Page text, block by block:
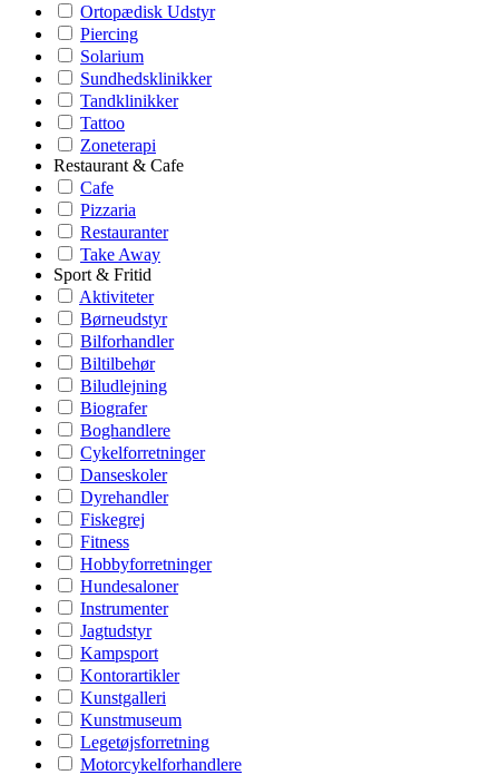
Ortopædisk Udstyr
Piercing
Solarium
Sundhedsklinikker
Tandklinikker
Tattoo
Zoneterapi
Restaurant & Cafe
Cafe
Pizzaria
Restauranter
Take Away
Sport & Fritid
Aktiviteter
Børneudstyr
Bilforhandler
Biltilbehør
Biludlejning
Biografer
Boghandlere
Cykelforretninger
Danseskoler
Dyrehandler
Fiskegrej
Fitness
Hobbyforretninger
Hundesaloner
Instrumenter
Jagtudstyr
Kampsport
Kontorartikler
Kunstgalleri
Kunstmuseum
Legetøjsforretning
Motorcykelforhandlere